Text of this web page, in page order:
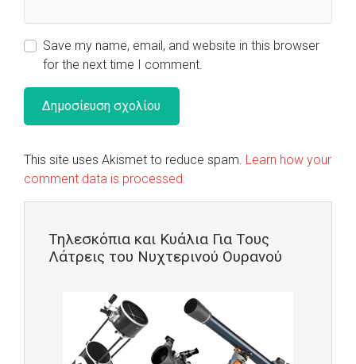
Save my name, email, and website in this browser
for the next time I comment.
This site uses Akismet to reduce spam. Learn how your
comment data is processed.
Τηλεσκόπια και Κυάλια Για Τους
Λάτρεις του Νυχτερινού Ουρανού